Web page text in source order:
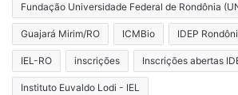
Fundação Universidade Federal de Rondônia
Guajará Mirim/RO ICMBio IDEP
IEL-RO inscrições Inscrições abertas
Instituto Euvaldo Lodi - IEL